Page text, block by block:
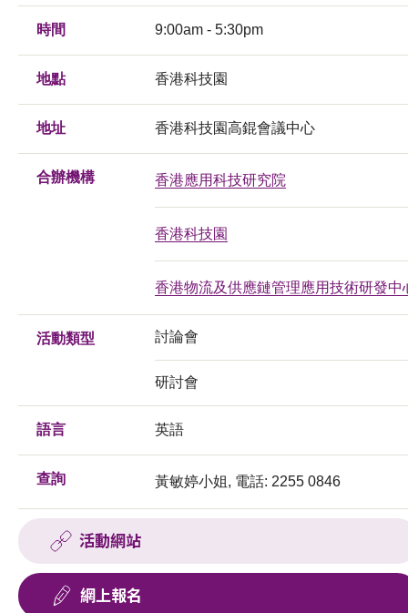
時間 9:00am - 5:30pm
地點 香港科技園
地址 香港科技園高錕會議中心
合辦機構 香港應用科技研究院
香港科技園
香港物流及供應鏈管理應用技術研發中
活動類型 討論會
研討會
語言 英語
查詢 黃敏婷小姐, 電話: 2255 0846
活動網站
網上報名